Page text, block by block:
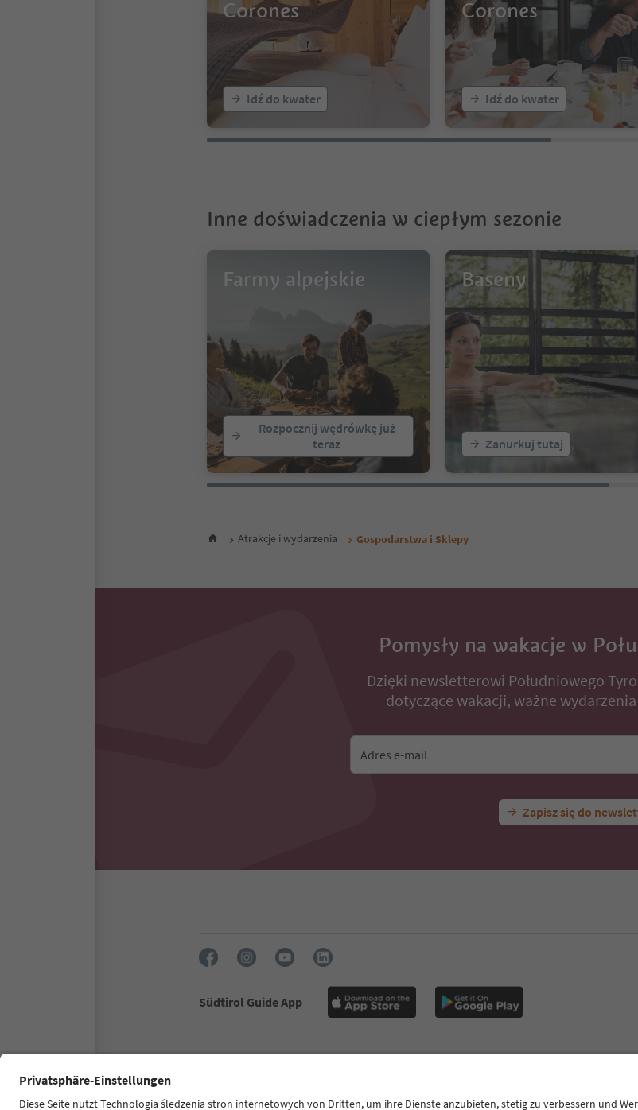
Corones
Idź do kwater
Corones
Idź do kwater
Inne doświadczenia w ciepłym sezonie
Farmy alpejskie
Rozpocznij wędrówkę już
teraz
Baseny
Zanurkuj tutaj
Atrakcje i wydarzenia Gospodarstwa i Sklepy
Pomysły na wakacje w
Dzięki newsletterowi Południowego
dotyczące wakacji, ważne
Adres e-mail
Zapisz się do
Südtirol Guide App